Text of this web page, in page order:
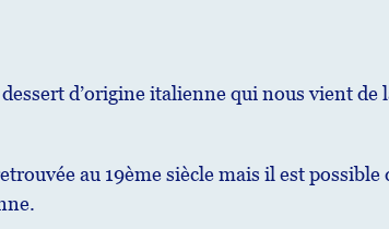
d’origine italienne qui nous vient de
au 19ème siècle mais il est possible